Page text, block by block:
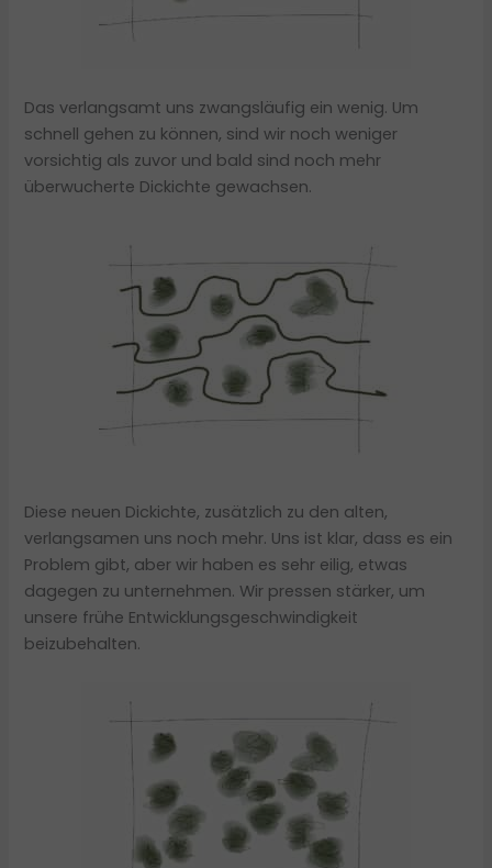
Das verlangsamt uns zwangsläufig ein wenig. Um
schnell gehen zu können, sind wir noch weniger
vorsichtig als zuvor und bald sind noch mehr
überwucherte Dickichte gewachsen.
Diese neuen Dickichte, zusätzlich zu den alten,
verlangsamen uns noch mehr. Uns ist klar, dass es ein
Problem gibt, aber wir haben es sehr eilig, etwas
dagegen zu unternehmen. Wir pressen stärker, um
unsere frühe Entwicklungsgeschwindigkeit
beizubehalten.